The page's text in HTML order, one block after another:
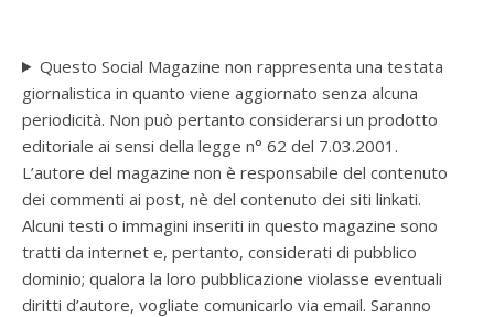
Questo Social Magazine non rappresenta una testata
giornalistica in quanto viene aggiornato senza alcuna
periodicità. Non può pertanto considerarsi un prodotto
editoriale ai sensi della legge n° 62 del 7.03.2001.
L’autore del magazine non è responsabile del contenuto
dei commenti ai post, nè del contenuto dei siti linkati.
Alcuni testi o immagini inseriti in questo magazine sono
tratti da internet e, pertanto, considerati di pubblico
dominio; qualora la loro pubblicazione violasse eventuali
diritti d’autore, vogliate comunicarlo via email. Saranno